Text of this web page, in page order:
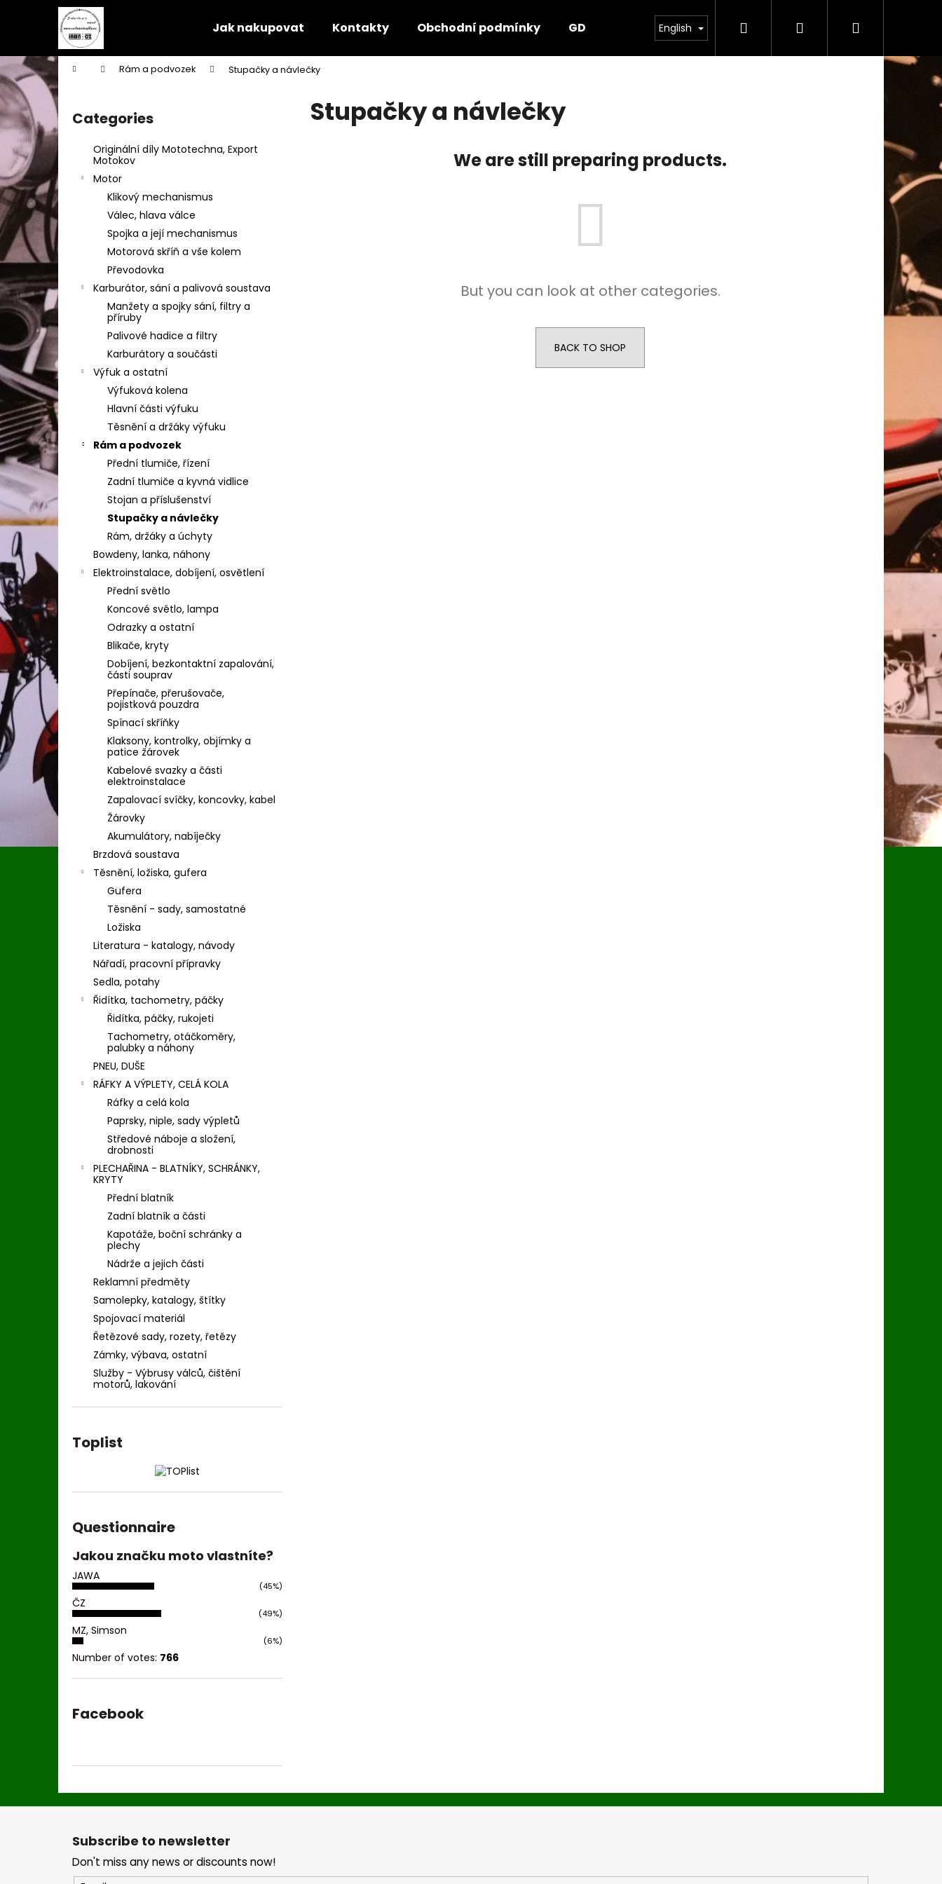
Jak nakupovat Kontakty Obchodní podmínky GDPR - Podmínky ochrany osobních údajů
English Search Login Shopping
Home Rám a podvozek Stupačky a návlečky
S
i
d
e
a
r
Skip
categories
Categories
Originální díly Mototechna, Export
Motokov
Motor
Klikový mechanismus
Válec, hlava válce
Spojka a její mechanismus
Motorová skříň a vše kolem
Převodovka
Karburátor, sání a palivová soustava
Manžety a spojky sání, filtry a
příruby
Palivové hadice a filtry
Karburátory a součásti
Výfuk a ostatní
Výfuková kolena
Hlavní části výfuku
Těsnění a držáky výfuku
Rám a podvozek
Přední tlumiče, řízení
Zadní tlumiče a kyvná vidlice
Stojan a příslušenství
Stupačky a návlečky
Rám, držáky a úchyty
Bowdeny, lanka, náhony
Elektroinstalace, dobíjení, osvětlení
Přední světlo
Koncové světlo, lampa
Odrazky a ostatní
Blikače, kryty
Dobíjení, bezkontaktní zapalování,
části souprav
Přepínače, přerušovače,
pojistková pouzdra
Spínací skříňky
Klaksony, kontrolky, objímky a
patice žárovek
Kabelové svazky a části
elektroinstalace
Zapalovací svíčky, koncovky, kabel
Žárovky
Akumulátory, nabíječky
Brzdová soustava
Těsnění, ložiska, gufera
Gufera
Těsnění - sady, samostatné
Ložiska
Literatura - katalogy, návody
Nářadí, pracovní přípravky
Sedla, potahy
Řidítka, tachometry, páčky
Řidítka, páčky, rukojeti
Tachometry, otáčkoměry,
palubky a náhony
PNEU, DUŠE
RÁFKY A VÝPLETY, CELÁ KOLA
Ráfky a celá kola
Paprsky, niple, sady výpletů
Středové náboje a složení,
drobnosti
PLECHAŘINA - BLATNÍKY, SCHRÁNKY,
KRYTY
Přední blatník
Zadní blatník a části
Kapotáže, boční schránky a
plechy
Nádrže a jejich části
Reklamní předměty
Samolepky, katalogy, štítky
Spojovací materiál
Řetězové sady, rozety, řetězy
Zámky, výbava, ostatní
Služby - Výbrusy válců, čištění
motorů, lakování
Toplist
Questionnaire
Jakou značku moto vlastníte?
JAWA
(45%)
ČZ
(49%)
MZ, Simson
(6%)
Number of votes: 766
Facebook
Stupačky a návlečky
We are still preparing products.
But you can look at other categories.
BACK TO SHOP
t
Back
shopping
Back
shopping
What are you looking for?
SEARCH
F
Subscribe to newsletter
Don't miss any news or discounts now!